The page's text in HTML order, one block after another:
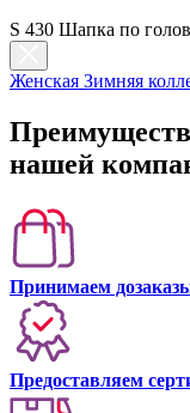
S 430 Шапка по
Женская Зимняя
нашей
Принимаем
Предоставляем